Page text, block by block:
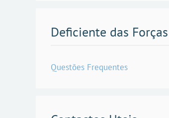
Deficiente das
Questões Frequentes